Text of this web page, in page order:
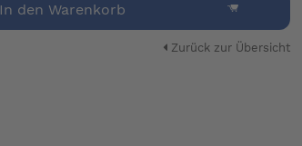
In den Warenkorb
Zurück zur Übersicht